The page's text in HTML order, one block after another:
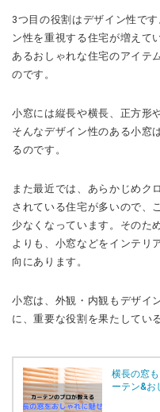
3つ目の役割はデザイン性です
ン性を重視する住宅が増えて
あるおしゃれな住宅のアイテ
のです。
小窓には縦長や横長、正方形
そんなデザイン性のある小窓
るのです。
また最近では、あらかじめク
されている住宅が多いので、
少なくなっています。 そのた
よりも、小窓などをインテリ
向にあります。
小窓は、外観・内観もデザイ
に、重要な役割を果たしてい
横長の窓
ーテン&お